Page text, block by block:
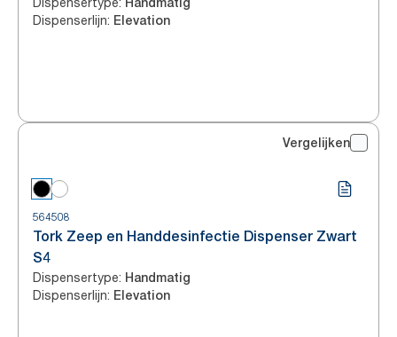
Dispenserlijn: Elevation
Vergelijken
564508
Tork Zeep en Handdesinfectie Dispenser Zwart
S4
Dispensertype: Handmatig
Dispenserlijn: Elevation